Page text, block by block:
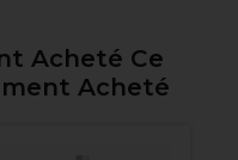
Acheté Ce
Acheté